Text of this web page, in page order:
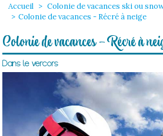
Accueil
Colonie de vacances ski ou
Colonie de vacances - Récré à neige
Colonie de vacances - Récré à
Dans le vercors